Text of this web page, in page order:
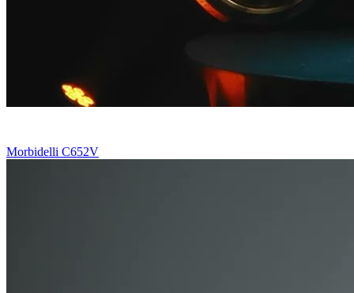
Morbidelli C652V